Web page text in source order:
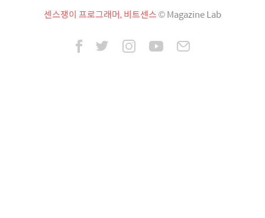
센스쟁이 프로그래머, 비트센스© Magazine Lab